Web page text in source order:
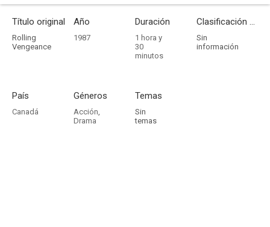
Título original
Rolling
Vengeance
Año
1987
Duración
1 hora y
30
minutos
Clasificación por edades
Sin
información
País
Canadá
Géneros
Acción,
Drama
Temas
Sin
temas